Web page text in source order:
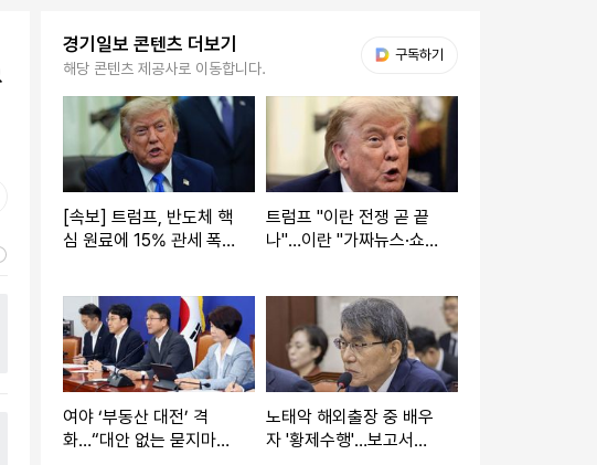
경기일보 콘텐츠 더보기
해당 콘텐츠 제공사로 이동합니다.
구독하기
[속보] 트럼프, 반도체 핵
심 원료에 15% 관세 폭
트럼프 "이란 전쟁 곧 끝
나"…이란 "가짜뉴스·쇼
여야 ‘부동산 대전’ 격
화…“대안 없는 묻지마식
노태악 해외출장 중 배우
자 '황제수행'…보고서까